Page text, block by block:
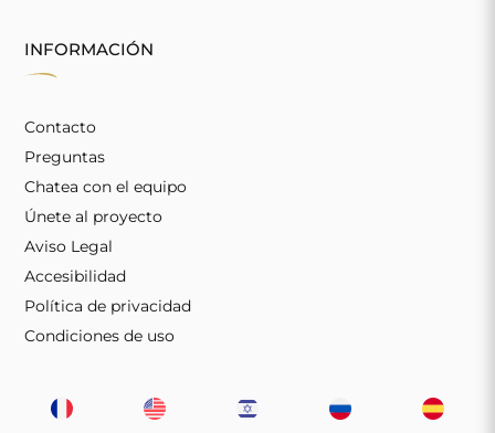
INFORMACIÓN
Contacto
Preguntas
Chatea con el equipo
Únete al proyecto
Aviso Legal
Accesibilidad
Política de privacidad
Condiciones de uso